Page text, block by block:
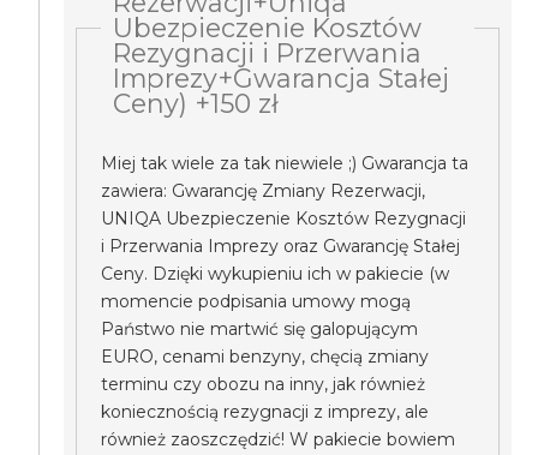
Ubezpieczenie Kosztów
Rezygnacji i Przerwania
Imprezy+Gwarancja Stałej
Ceny) +150 zł
Miej tak wiele za tak niewiele ;) Gwarancja ta
zawiera: Gwarancję Zmiany Rezerwacji,
UNIQA Ubezpieczenie Kosztów Rezygnacji
i Przerwania Imprezy oraz Gwarancję Stałej
Ceny. Dzięki wykupieniu ich w pakiecie (w
momencie podpisania umowy mogą
Państwo nie martwić się galopującym
EURO, cenami benzyny, chęcią zmiany
terminu czy obozu na inny, jak również
koniecznością rezygnacji z imprezy, ale
również zaoszczędzić! W pakiecie bowiem